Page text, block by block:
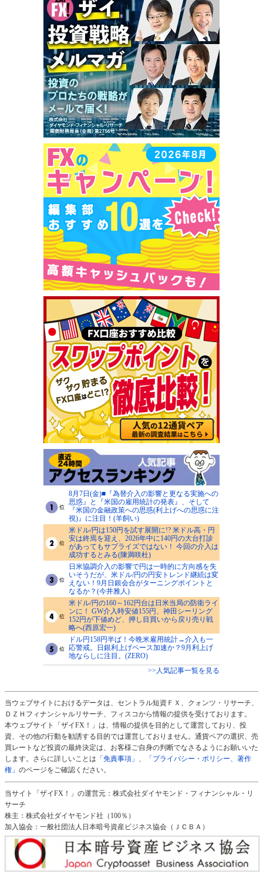
8月7日(金)■『為替介入の影響と更なる実施への
思惑』と『米国の雇用統計の発表』、そして
『米国の金融政策への思惑(利上げへの思惑に注
視)』に注目！(羊飼い)
米ドル/円は150円を試す展開に!? 米ドル高・円
安は終焉を迎え、2026年中に140円の大台打診
があってもサプライズではない！ 今回の介入は
成功するとみる(陳満咲杜)
日米協調介入の影響で円は一時的に方向感を失
いそうだが、米ドル/円の円安トレンド継続は変
えない！9月日銀会合がターニングポイントと
なるか？(今井雅人)
米ドル/円の160～162円台は日米当局の防衛ライ
ンに！ GW介入時安値155円、神田シーリング
152円が下値めど、押し目買いから戻り売り戦
略へ(西原宏一)
ドル円158円半ば！今晩米雇用統計→介入も一
応警戒。日銀利上げペース加速か？9月利上げ
地ならしに注目。(ZERO)
>>人気記事一覧を見る
当ウェブサイトにおけるデータは、セントラル短資ＦＸ、クォンツ・リサーチ、
ＤＺＨフィナンシャルリサーチ、フィスコから情報の提供を受けております。
本ウェブサイト「ザイFX！」は、情報の提供を目的として運営しており、投
資、その他の行動を勧誘する目的では運営しておりません。通貨ペアの選択、売
買レートなど投資の最終決定は、お客様ご自身の判断でなさるようにお願いいた
します。さらに詳しいことは 「免責事項」
「プライバシー・ポリシー、著作
権」 のページをご確認ください。
当サイト「ザイFX！」の運営元：株式会社ダイヤモンド・フィナンシャル・リ
サーチ
株主：株式会社ダイヤモンド社（100％）
加入協会：一般社団法人日本暗号資産ビジネス協会（ＪＣＢＡ）